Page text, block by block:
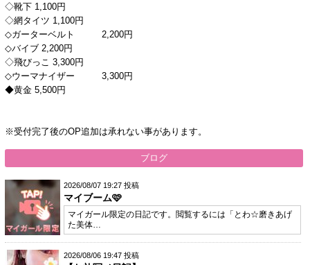
◇靴下 1,100円
◇網タイツ 1,100円
◇ガーターベルト 2,200円
◇バイブ 2,200円
◇飛びっこ 3,300円
◇ウーマナイザー 3,300円
◆黄金 5,500円
※受付完了後のOP追加は承れない事があります。
ブログ
2026/08/07 19:27 投稿
マイブーム🩷
マイガール限定の日記です。閲覧するには「とわ☆磨きあげ
た美体…
2026/08/06 19:47 投稿